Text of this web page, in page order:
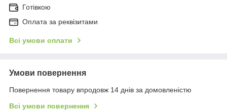
Готівкою
Оплата за реквізитами
Всі умови оплати
Умови повернення
Повернення товару впродовж 14 днів за домовленістю
Всі умови повернення